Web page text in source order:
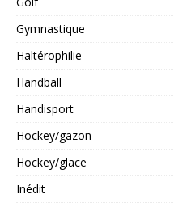
Gymnastique
Haltérophilie
Handball
Handisport
Hockey/gazon
Hockey/glace
Inédit